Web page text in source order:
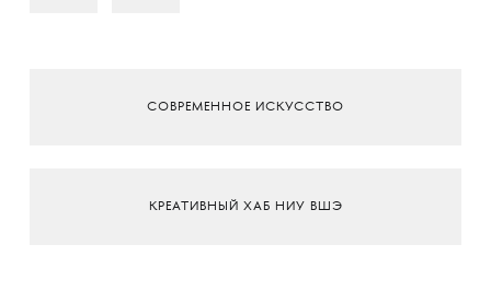
СОВРЕМЕННОЕ ИСКУССТВО
КРЕАТИВНЫЙ ХАБ НИУ ВШЭ